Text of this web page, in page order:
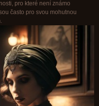
pro které není známo
často pro svou mohutnou